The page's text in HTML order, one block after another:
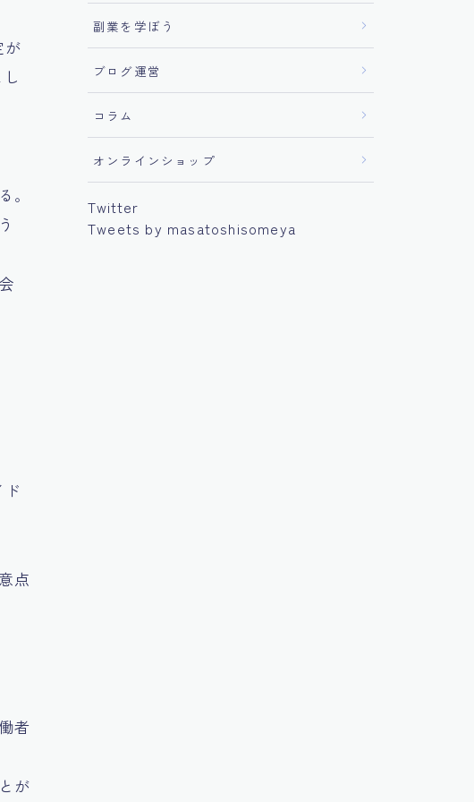
が
。
点
者
が
副業を学ぼう
ブログ運営
コラム
オンラインショップ
Twitter
Tweets by masatoshisomeya